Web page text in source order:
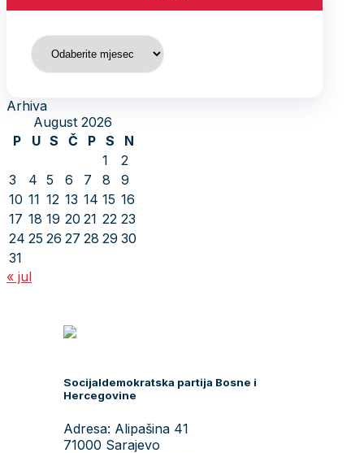
Arhiva
Arhiva
August 2026
P
U S Č P S
N
1
2
3
4 5 6 7 8
9
10 11 12 13 14 15 16
17 18 19 20 21 22 23
24 25 26 27 28 29 30
31
« jul
Socijaldemokratska partija Bosne i
Hercegovine
Adresa: Alipašina 41
71000 Sarajevo